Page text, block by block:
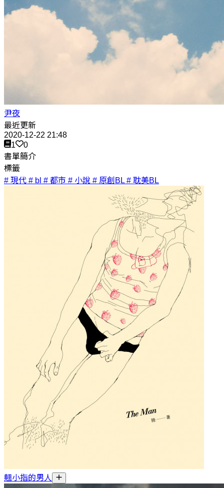
尹夜
最近更新
2020-12-22 21:48
1
0
書單簡介
標籤
# 現代 # bl # 都市 # 小說 # 原創BL # 耽美BL
翹小指的男人